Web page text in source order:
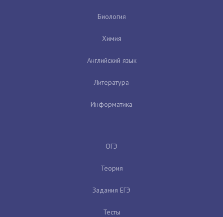
Биология
Химия
Английский язык
Литература
Информатика
ОГЭ
Теория
Задания ЕГЭ
Тесты